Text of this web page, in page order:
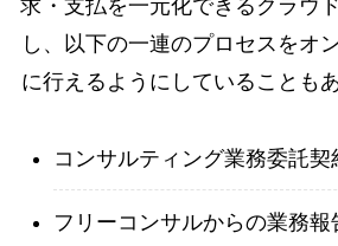
求・支払を一元化できるクラウ
し、以下の一連のプロセスをオ
に行えるようにしていることもあ
コンサルティング業務委託契
フリーコンサルからの業務報